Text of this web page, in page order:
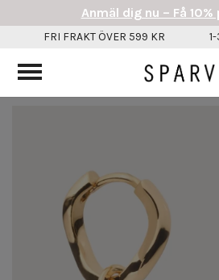
Anmäl dig nu – Få
FRI FRAKT ÖVER 599 KR